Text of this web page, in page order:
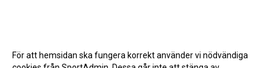
För att hemsidan ska fungera korrekt använder vi nödvändiga